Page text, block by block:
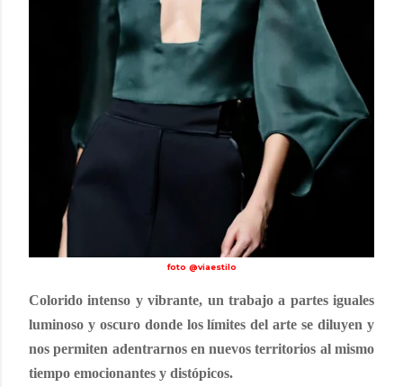
foto @viaestilo
Colorido intenso y vibrante, un trabajo a partes iguales
luminoso y oscuro donde los límites del arte se diluyen y
nos permiten adentrarnos en nuevos territorios al mismo
tiempo emocionantes y distópicos.